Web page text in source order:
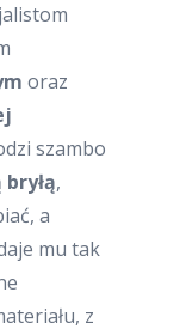
oraz
szambo
,
a
mu tak
z